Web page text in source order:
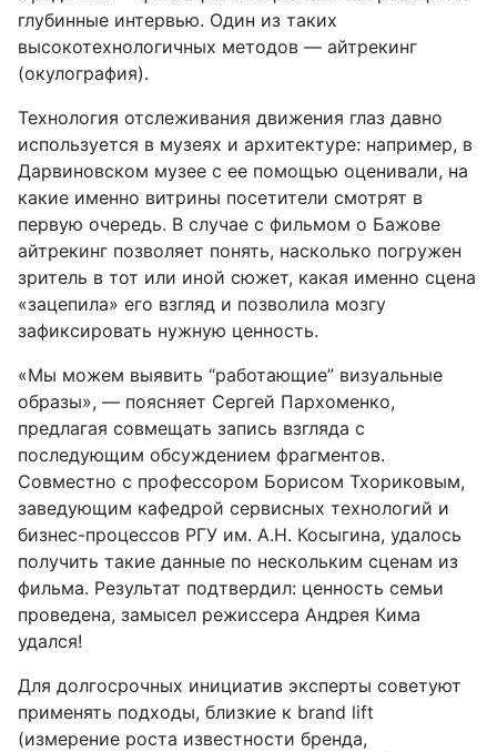
глубинные интервью. Один из таких
высокотехнологичных методов — айтрекинг
(окулография).
Технология отслеживания движения глаз давно
используется в музеях и архитектуре: например, в
Дарвиновском музее с ее помощью оценивали, на
какие именно витрины посетители смотрят в
первую очередь. В случае с фильмом о Бажове
айтрекинг позволяет понять, насколько погружен
зритель в тот или иной сюжет, какая именно сцена
«зацепила» его взгляд и позволила мозгу
зафиксировать нужную ценность.
«Мы можем выявить “работающие” визуальные
образы», — поясняет Сергей Пархоменко,
предлагая совмещать запись взгляда с
последующим обсуждением фрагментов.
Совместно с профессором Борисом Тхориковым,
заведующим кафедрой сервисных технологий и
бизнес-процессов РГУ им. А.Н. Косыгина, удалось
получить такие данные по нескольким сценам из
фильма. Результат подтвердил: ценность семьи
проведена, замысел режиссера Андрея Кима
удался!
Для долгосрочных инициатив эксперты советуют
применять подходы, близкие к brand lift
(измерение роста известности бренда,